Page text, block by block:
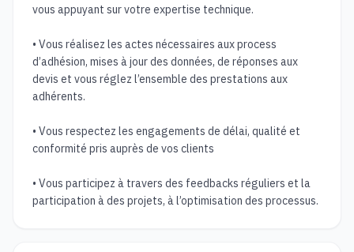
vous appuyant sur votre expertise technique.
• Vous réalisez les actes nécessaires aux process
d’adhésion, mises à jour des données, de réponses aux
devis et vous réglez l’ensemble des prestations aux
adhérents.
• Vous respectez les engagements de délai, qualité et
conformité pris auprès de vos clients
• Vous participez à travers des feedbacks réguliers et la
participation à des projets, à l’optimisation des processus.